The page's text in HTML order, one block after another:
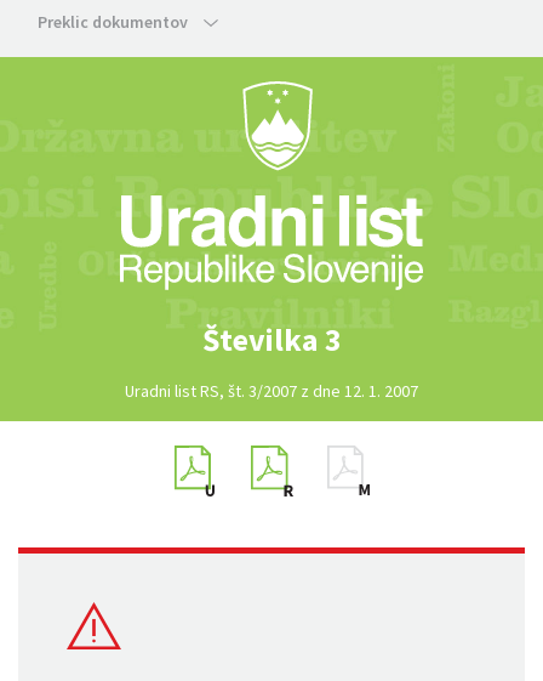
Preklic dokumentov
Številka 3
Uradni list RS, št. 3/2007 z dne 12. 1. 2007